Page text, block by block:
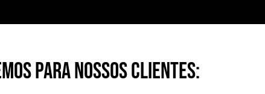
para nossos clientes: